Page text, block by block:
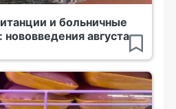
и больничные
августа